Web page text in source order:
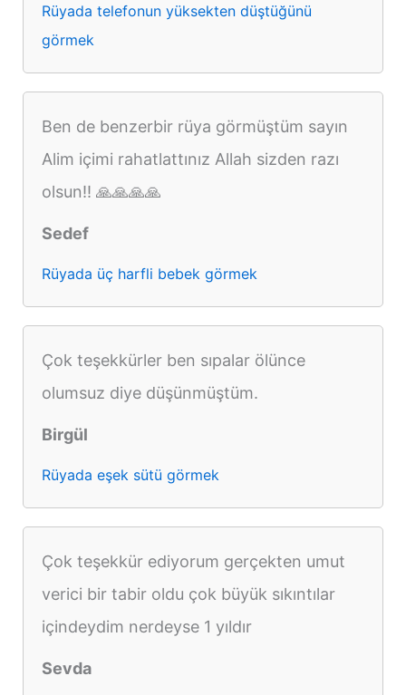
Rüyada telefonun yüksekten düştüğünü
görmek
Ben de benzerbir rüya görmüştüm sayın
Alim içimi rahatlattınız Allah sizden razı
olsun!! 🙏🙏🙏🙏
Sedef
Rüyada üç harfli bebek görmek
Çok teşekkürler ben sıpalar ölünce
olumsuz diye düşünmüştüm.
Birgül
Rüyada eşek sütü görmek
Çok teşekkür ediyorum gerçekten umut
verici bir tabir oldu çok büyük sıkıntılar
içindeydim nerdeyse 1 yıldır
Sevda